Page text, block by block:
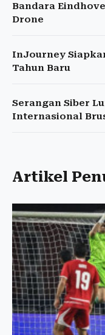
Bandara
Drone
InJourney
Tahun Baru
Serangan Siber
Internasional
Artikel